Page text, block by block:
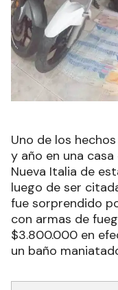
Uno de los
y año en una
Nueva Italia de
luego de ser
fue sorprendido
con armas de
$3.800.000 en
un baño